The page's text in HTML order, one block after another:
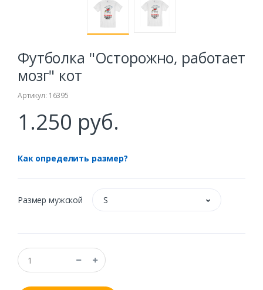
Футболка "Осторожно, работает
мозг" кот
Артикул: 16395
1.250 руб.
Как определить размер?
Размер мужской S